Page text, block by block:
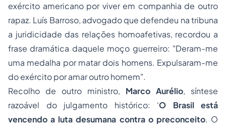
exército americano por viver em companhia de outro
rapaz. Luís Barroso, advogado que defendeu na tribuna
a juridicidade das relações homoafetivas, recordou a
frase dramática daquele moço guerreiro: "Deram-me
uma medalha por matar dois homens. Expulsaram-me
do exército por amar outro homem".
Recolho de outro ministro, Marco Aurélio, síntese
razoável do julgamento histórico: ‘O Brasil está
vencendo a luta desumana contra o preconceito. O